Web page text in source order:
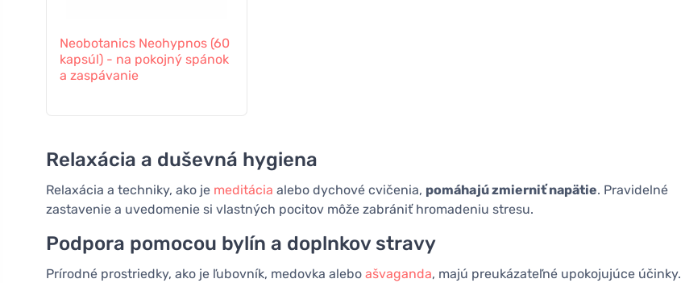
Neobotanics Neohypnos (60
kapsúl) - na pokojný spánok
a zaspávanie
Relaxácia a duševná hygiena
Relaxácia a techniky, ako je meditácia alebo dychové cvičenia, pomáhajú zmierniť napätie. Pravidelné
zastavenie a uvedomenie si vlastných pocitov môže zabrániť hromadeniu stresu.
Podpora pomocou bylín a doplnkov stravy
Prírodné prostriedky, ako je ľubovník, medovka alebo ašvaganda, majú preukázateľné upokojujúce účinky.